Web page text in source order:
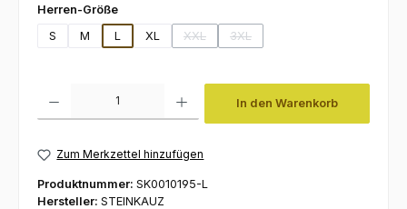
Herren-Größeauswählen
S
M L XL XXL
(Diese Option ist zurzeit nicht verfügbar.)
3XL
(Diese Option ist zurzeit nicht
In den Warenkorb
Zum Merkzettel hinzufügen
Produktnummer: SK0010195-L
Hersteller: STEINKAUZ